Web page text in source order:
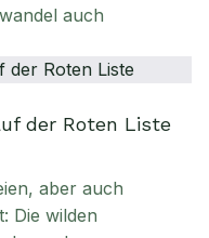
auch
der Roten Liste
aber auch
Die wilden